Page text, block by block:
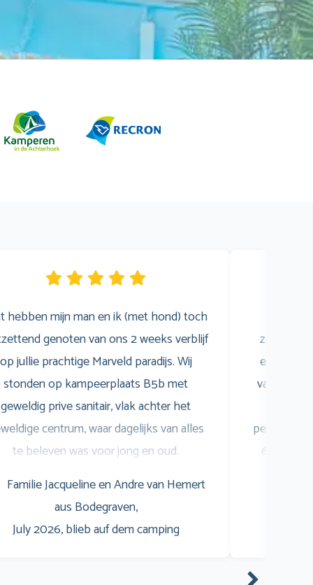
hebben mijn man en ik (met hond) toch
genoten van ons 2 weeks verblijf
op jullie prachtige Marveld paradijs. Wij
stonden op kampeerplaats B5b met
geweldig prive sanitair, vlak achter het
centrum, waar dagelijks van alles
te beleven was voor jong en oud.
animatie noem maar op. Er
veel goede restaurants (ook goed
betaalbaar) waar wij veel gebruik van
maakten. Waaronder een goede Pizzeria,
Familie Jacqueline en Andre van Hemert
aus Bodegraven,
July 2026, blieb auf dem camping
een
van het
personeel
6 heeft